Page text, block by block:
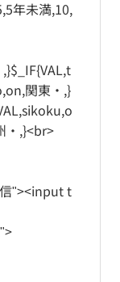
年未満,10,
関東・,}
・,}<br>
"><input t